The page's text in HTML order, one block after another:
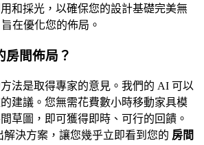
和採光，以確保您的設計基礎完美無
旨在優化您的佈局。
房間佈局？
法是取得專家的意見。我們的 AI 可以
建議。您無需花費數小時移動家具模
草圖，即可獲得即時、可行的回饋。
決方案，讓您幾乎立即看到您的 房間